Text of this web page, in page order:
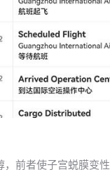
前者使子宫蜕膜变